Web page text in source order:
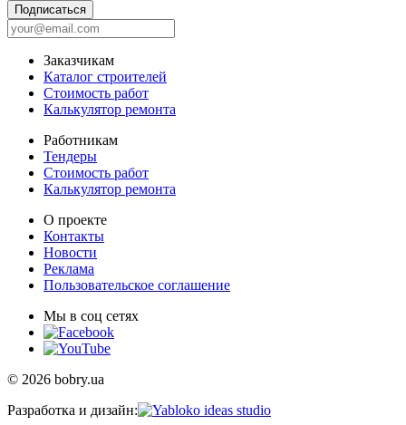
Подписаться
Заказчикам
Каталог строителей
Стоимость работ
Калькулятор ремонта
Работникам
Тендеры
Стоимость работ
Калькулятор ремонта
О проекте
Контакты
Новости
Реклама
Пользовательское соглашение
Мы в соц сетях
© 2026 bobry.ua
Разработка и дизайн: